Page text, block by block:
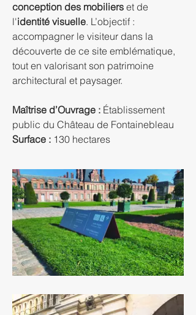
conception des mobiliers et de
l'identité visuelle. L’objectif :
accompagner le visiteur dans la
découverte de ce site emblématique,
tout en valorisant son patrimoine
architectural et paysager.
Maîtrise d’Ouvrage : Établissement
public du Château de Fontainebleau
Surface : 130 hectares